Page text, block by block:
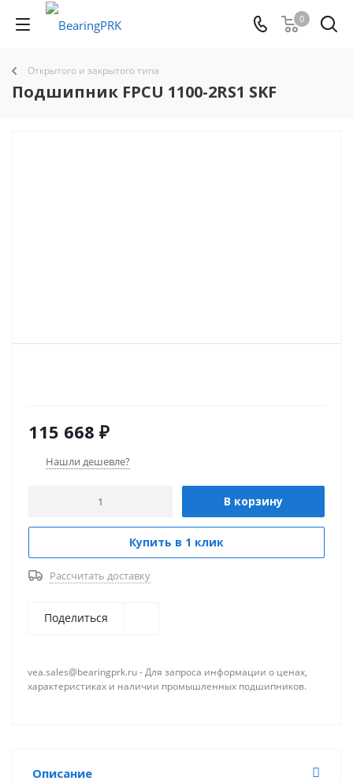
0
Открытого и закрытого типа
Подшипник FPCU 1100-2RS1 SKF
115 668 ₽
Нашли дешевле?
В корзину
Купить в 1 клик
Рассчитать доставку
Поделиться
vea.sales@bearingprk.ru - Для запроса информации о ценах,
характеристиках и наличии промышленных подшипников.
Описание